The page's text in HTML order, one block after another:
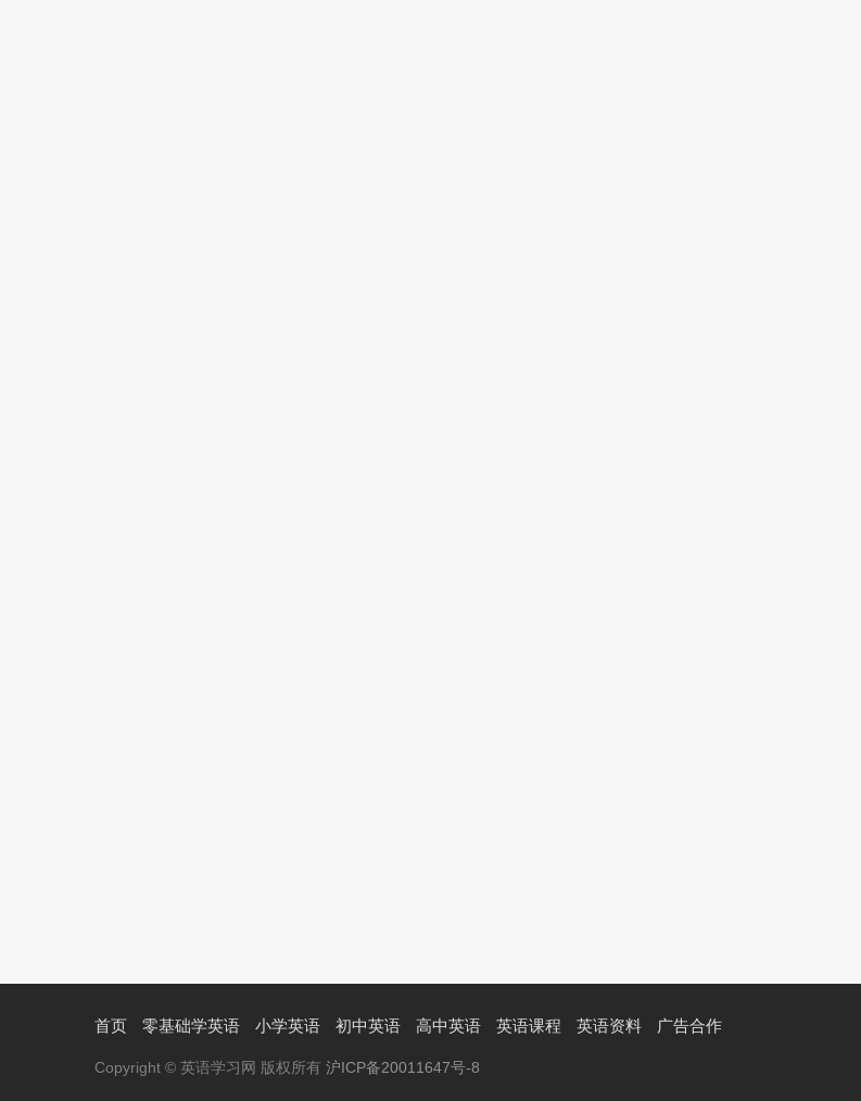
首页 零基础学英语 小学英语 初中英语 高中英语 英语课程 英语资料 广告合作
Copyright © 英语学习网 版权所有 沪ICP备20011647号-8